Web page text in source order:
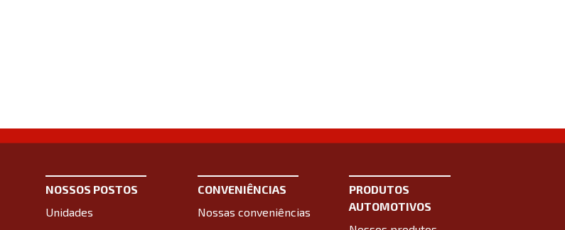
NOSSOS POSTOS
Unidades
CONVENIÊNCIAS
Nossas conveniências
PRODUTOS
AUTOMOTIVOS